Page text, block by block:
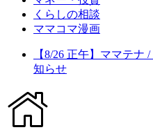
くらしの相談
ママコマ漫画
【8/26 正午】ママテナ
知らせ